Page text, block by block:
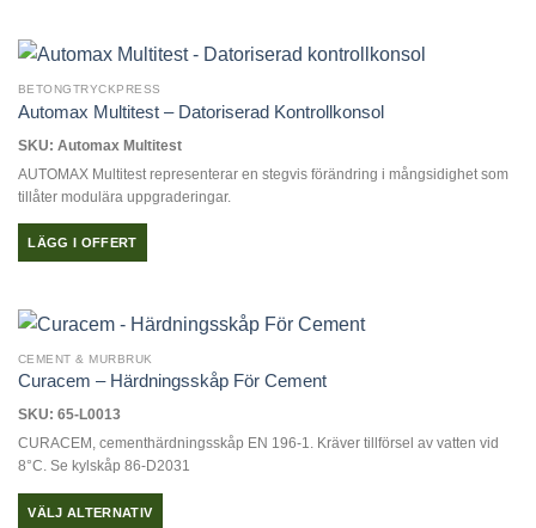
BETONGTRYCKPRESS
Automax Multitest – Datoriserad Kontrollkonsol
SKU: Automax Multitest
AUTOMAX Multitest representerar en stegvis förändring i mångsidighet som
tillåter modulära uppgraderingar.
LÄGG I OFFERT
CEMENT & MURBRUK
Curacem – Härdningsskåp För Cement
SKU: 65-L0013
CURACEM, cementhärdningsskåp EN 196-1. Kräver tillförsel av vatten vid
8°C. Se kylskåp 86-D2031
VÄLJ ALTERNATIV